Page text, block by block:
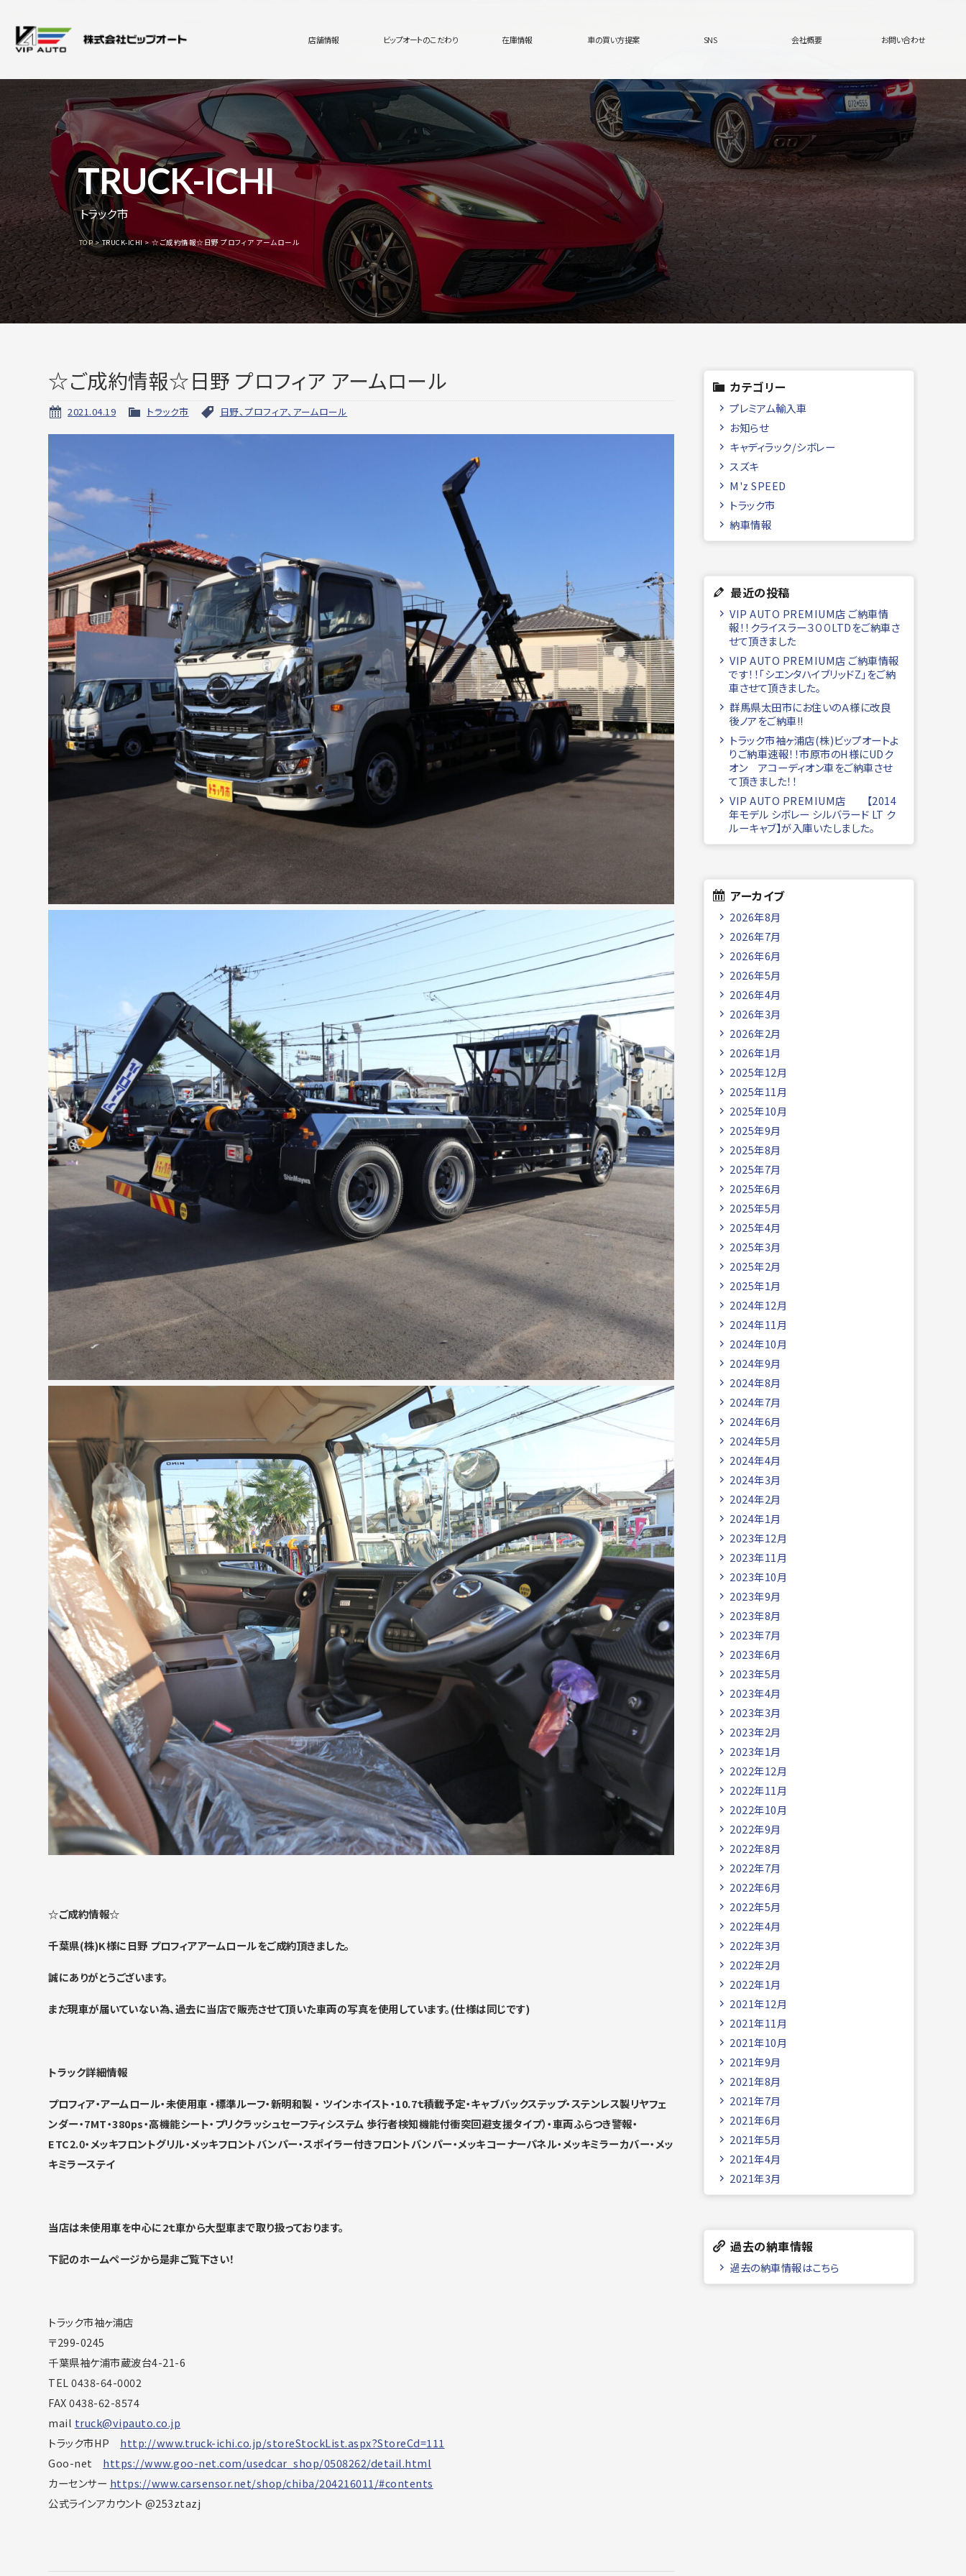
店舗情報 ビップオートのこだわり 在庫情報 車の買い方提案 SNS 会社概要 お問い合わせ
TRUCK-ICHI
トラック市
TOP TRUCK-ICHI ☆ご成約情報☆日野 プロフィア アームロール
☆ご成約情報☆日野 プロフィア アームロール
2021.04.19 トラック市 日野、プロフィア、アームロール
☆ご成約情報☆
千葉県(株)K様に日野 プロフィアアームロールをご成約頂きました。
誠にありがとうございます。
まだ現車が届いていない為、過去に当店で販売させて頂いた車両の写真を使用しています。(仕様は同じです)
トラック詳細情報
プロフィア・アームロール・未使用車 ・標準ルーフ・新明和製 ・ ツインホイスト・10.7ｔ積載予定・キャブバックステップ・ステンレス製リヤフェ
ンダー・7MT・380ps・高機能シート・プリクラッシュセーフティシステム 歩行者検知機能付衝突回避支援タイプ）・車両ふらつき警報・
ETC2.0・メッキフロントグリル・メッキフロントバンパー・スポイラー付きフロントバンパー・メッキコーナーパネル・メッキミラーカバー・メッ
キミラーステイ
当店は未使用車を中心に2ｔ車から大型車まで取り扱っております。
下記のホームページから是非ご覧下さい！
トラック市袖ヶ浦店
〒299-0245
千葉県袖ケ浦市蔵波台4-21-6
TEL 0438-64-0002
FAX 0438-62-8574
mail truck@vipauto.co.jp
トラック市HP http://www.truck-ichi.co.jp/storeStockList.aspx?StoreCd=111
Goo-net https://www.goo-net.com/usedcar_shop/0508262/detail.html
カーセンサー https://www.carsensor.net/shop/chiba/204216011/#contents
公式ラインアカウント @253ztazj
カテゴリー
プレミアム輸入車
お知らせ
キャディラック/シボレー
スズキ
M'z SPEED
トラック市
納車情報
最近の投稿
VIP AUTO PREMIUM店 ご納車情
報！！クライスラー３００LTDをご納車さ
せて頂きました
VIP AUTO PREMIUM店 ご納車情報
です！！「シエンタハイブリッドZ」をご納
車させて頂きました。
群馬県太田市にお住いのＡ様に改良
後ノアをご納車!!
トラック市袖ヶ浦店(株)ビップオートよ
りご納車速報！！市原市のH様にUDク
オン アコーディオン車をご納車させ
て頂きました！！
VIP AUTO PREMIUM店 【2014
年モデル シボレー シルバラード LT ク
ルーキャブ】が入庫いたしました。
アーカイブ
2026年8月
2026年7月
2026年6月
2026年5月
2026年4月
2026年3月
2026年2月
2026年1月
2025年12月
2025年11月
2025年10月
2025年9月
2025年8月
2025年7月
2025年6月
2025年5月
2025年4月
2025年3月
2025年2月
2025年1月
2024年12月
2024年11月
2024年10月
2024年9月
2024年8月
2024年7月
2024年6月
2024年5月
2024年4月
2024年3月
2024年2月
2024年1月
2023年12月
2023年11月
2023年10月
2023年9月
2023年8月
2023年7月
2023年6月
2023年5月
2023年4月
2023年3月
2023年2月
2023年1月
2022年12月
2022年11月
2022年10月
2022年9月
2022年8月
2022年7月
2022年6月
2022年5月
2022年4月
2022年3月
2022年2月
2022年1月
2021年12月
2021年11月
2021年10月
2021年9月
2021年8月
2021年7月
2021年6月
2021年5月
2021年4月
2021年3月
過去の納車情報
過去の納車情報はこちら